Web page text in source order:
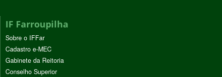
IF Farroupilha
Sobre o IFFar
Cadastro e-MEC
Gabinete da Reitoria
Conselho Superior